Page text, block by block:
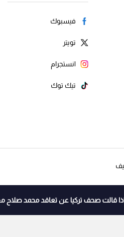
قالت صحف تركيا عن تعاقد محمد صلاح
فيسبوك
تويتر
انستجرام
تيك توك